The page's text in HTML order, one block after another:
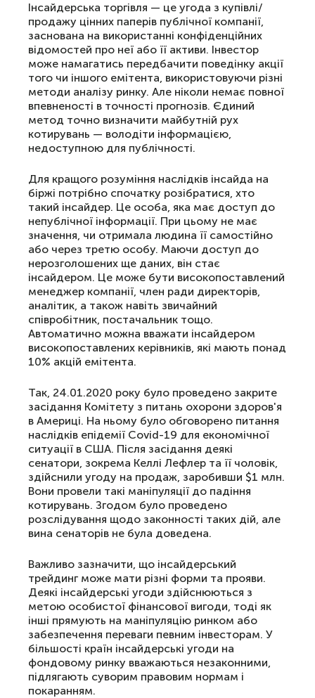
Інсайдерська торгівля — це угода з купівлі/
продажу цінних паперів публічної компанії,
заснована на використанні конфіденційних
відомостей про неї або її активи. Інвестор
може намагатись передбачити поведінку акції
того чи іншого емітента, використовуючи різні
методи аналізу ринку. Але ніколи немає повної
впевненості в точності прогнозів. Єдиний
метод точно визначити майбутній рух
котирувань — володіти інформацією,
недоступною для публічності.
Для кращого розуміння наслідків інсайда на
біржі потрібно спочатку розібратися, хто
такий інсайдер. Це особа, яка має доступ до
непублічної інформації. При цьому не має
значення, чи отримала людина її самостійно
або через третю особу. Маючи доступ до
нерозголошених ще даних, він стає
інсайдером. Це може бути високопоставлений
менеджер компанії, член ради директорів,
аналітик, а також навіть звичайний
співробітник, постачальник тощо.
Автоматично можна вважати інсайдером
високопоставлених керівників, які мають понад
10% акцій емітента.
Так, 24.01.2020 року було проведено закрите
засідання Комітету з питань охорони здоров'я
в Америці. На ньому було обговорено питання
наслідків епідемії Covid-19 для економічної
ситуації в США. Після засідання деякі
сенатори, зокрема Келлі Лефлер та її чоловік,
здійснили угоду на продаж, заробивши $1 млн.
Вони провели такі маніпуляції до падіння
котирувань. Згодом було проведено
розслідування щодо законності таких дій, але
вина сенаторів не була доведена.
Важливо зазначити, що інсайдерський
трейдинг може мати різні форми та прояви.
Деякі інсайдерські угоди здійснюються з
метою особистої фінансової вигоди, тоді як
інші прямують на маніпуляцію ринком або
забезпечення переваги певним інвесторам. У
більшості країн інсайдерські угоди на
фондовому ринку вважаються незаконними,
підлягають суворим правовим нормам і
покаранням.